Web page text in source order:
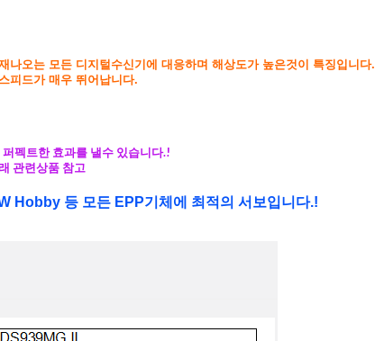
나오는 모든 디지털수신기에 대응하며 해상도가 높은것이 특징입니다.
피드가 매우 뛰어납니다.
펙트한 효과를 낼수 있습니다.!
관련상품 참고
Hobby 등 모든 EPP기체에 최적의 서보입니다.!